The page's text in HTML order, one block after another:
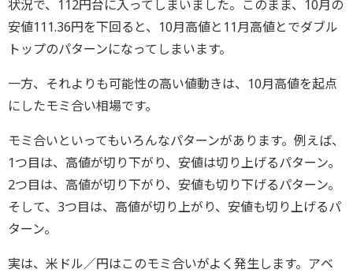
状況で、112円台に入ってしまいました。このまま、10月の
安値111.36円を下回ると、10月高値と11月高値とでダブル
トップのパターンになってしまいます。
一方、それよりも可能性の高い値動きは、10月高値を起点
にしたモミ合い相場です。
モミ合いといってもいろんなパターンがあります。例えば、
1つ目は、高値が切り下がり、安値は切り上げるパターン。
2つ目は、高値が切り下がり、安値も切り下げるパターン。
そして、3つ目は、高値が切り上がり、安値も切り上げるパ
ターン。
実は、米ドル／円はこのモミ合いがよく発生します。アベ